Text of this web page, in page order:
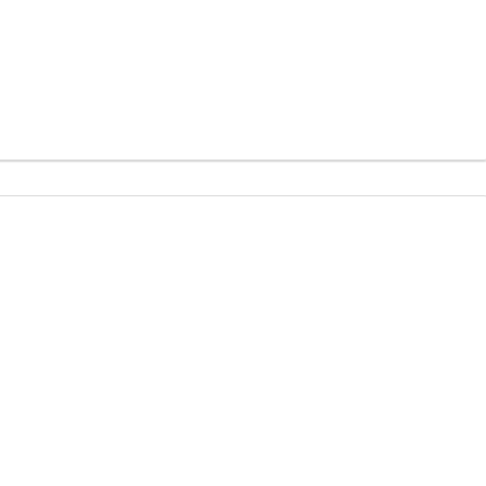
coin cuisine, entrée, coin douche, et grande mezzanine au-